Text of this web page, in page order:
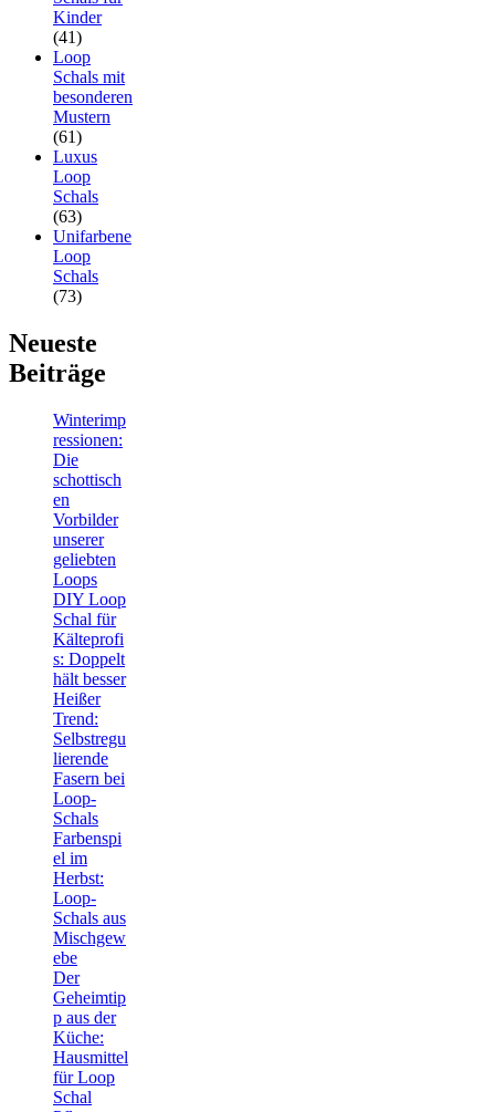
Kinder
(41)
Loop
Schals mit
besonderen
Mustern
(61)
Luxus
Loop
Schals
(63)
Unifarbene
Loop
Schals
(73)
Neueste
Beiträge
Winterimp
ressionen:
Die
schottisch
en
Vorbilder
unserer
geliebten
Loops
DIY Loop
Schal für
Kälteprofi
s: Doppelt
hält besser
Heißer
Trend:
Selbstregu
lierende
Fasern bei
Loop-
Schals
Farbenspi
el im
Herbst:
Loop-
Schals aus
Mischgew
ebe
Der
Geheimtip
p aus der
Küche:
Hausmittel
für Loop
Schal